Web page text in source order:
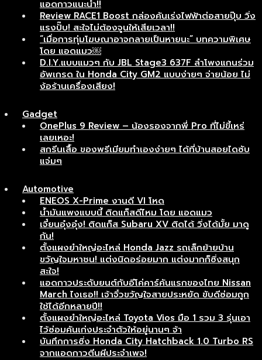
แอดกาวแนะนำ!!
Review RACE1 Boost กล่องคันเร่งไฟฟ้าต่อสายปุ๊บ วิ่ง
แรงปั๊บ! สะใจไม่ต้องจูนให้เสียเวลา!!
“เมื่อการทุ่มโฆษณาอาจกลายเป็นหายนะ” บทความพิเศษ
โดย แอดแมว￼
D.I.Y.แบบแมวๆ กับ JBL Stage3 637F ลำโพงแกนร่วม
อัพเกรด ใน Honda City GM2 แบบง่ายๆ จ่ายน้อย ไม่
ง้อร้านเครื่องเสียง!
Gadget
OnePlus 9 Review – น้องรองจากพี่ Pro ที่ไม่ขี้เหร่
เลยเหอะ!
สกรีนเสื้อ ของพรีเมียมทำเองง่ายๆ ได้ที่บ้านสอยไดซับ
แจ่มๆ
Automotive
ENEOS X-Prime งานดี VI โหด
น้ำมันแพงแบบนี้ ติดแก็สดีไหม โดย แอดแมว
เจี๋ยนอุ๋งอุ๋ง! ติดแก็ส Subaru XV ติดได้ วิ่งได้มั้ย มาดู
กัน!
ตั้งแผงยำใหญ่อะไหล่ Honda Jazz รถเล็กย้ายบ้าน
ขวัญใจมหาชน! แต่งนิดอร่อยมาก แต่งมากก็ซิ่งสนุก
สะใจ!
แอดกาวประดับยนต์กับอีโค่คาร์คันแรกของไทย Nissan
March ไงเธอ!! เจ้าจิ๋วขวัญใจสายประหยัด ขับดีซ่อมถูก
ใช้ได้อีกหลายปี!!
ตั้งแผงยำใหญ่อะไหล่ Toyota Vios มือ 1 รวม 3 รุ่นเอา
ไว้ซ่อมคันเก่งประจำตัวให้อยู่นานๆ จ้า
บันทึกการซิ่ง Honda City Hatchback 1.0 Turbo RS
จากแอดกาวตีนผีประจำเพจ!